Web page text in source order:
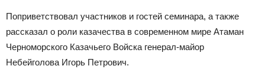
Поприветствовал участников и гостей семинара, а также
рассказал о роли казачества в современном мире Атаман
Черноморского Казачьего Войска генерал-майор
Небейголова Игорь Петрович.